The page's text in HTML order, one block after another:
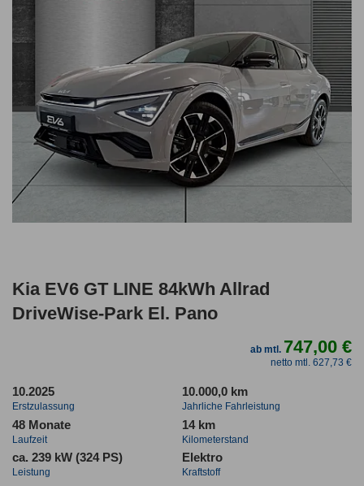
Kia EV6 GT LINE 84kWh Allrad
DriveWise-Park El. Pano
ab mtl. 747,00 €
netto mtl. 627,73 €
10.2025
Erstzulassung
10.000,0 km
Jahrliche Fahrleistung
48 Monate
Laufzeit
14 km
Kilometerstand
ca. 239 kW (324 PS)
Leistung
Elektro
Kraftstoff